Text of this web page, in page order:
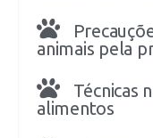
animais pela
Técnicas
alimentos